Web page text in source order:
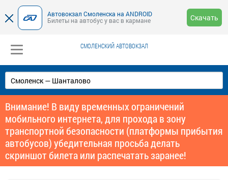
Автовокзал Смоленска на ANDROID
Билеты на автобус у вас в кармане
Скачать
СМОЛЕНСКИЙ АВТОВОКЗАЛ
Внимание! В виду временных ограничений
мобильного интернета, для прохода в зону
транспортной безопасности (платформы прибытия
автобусов) убедительная просьба делать
скриншот билета или распечатать заранее!